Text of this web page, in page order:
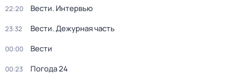
22:20 Вести. Интервью
23:32 Вести. Дежурная часть
00:00 Вести
00:23 Погода 24